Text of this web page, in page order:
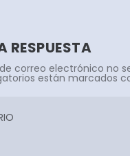
RESPUESTA
correo electrónico no
están marcados